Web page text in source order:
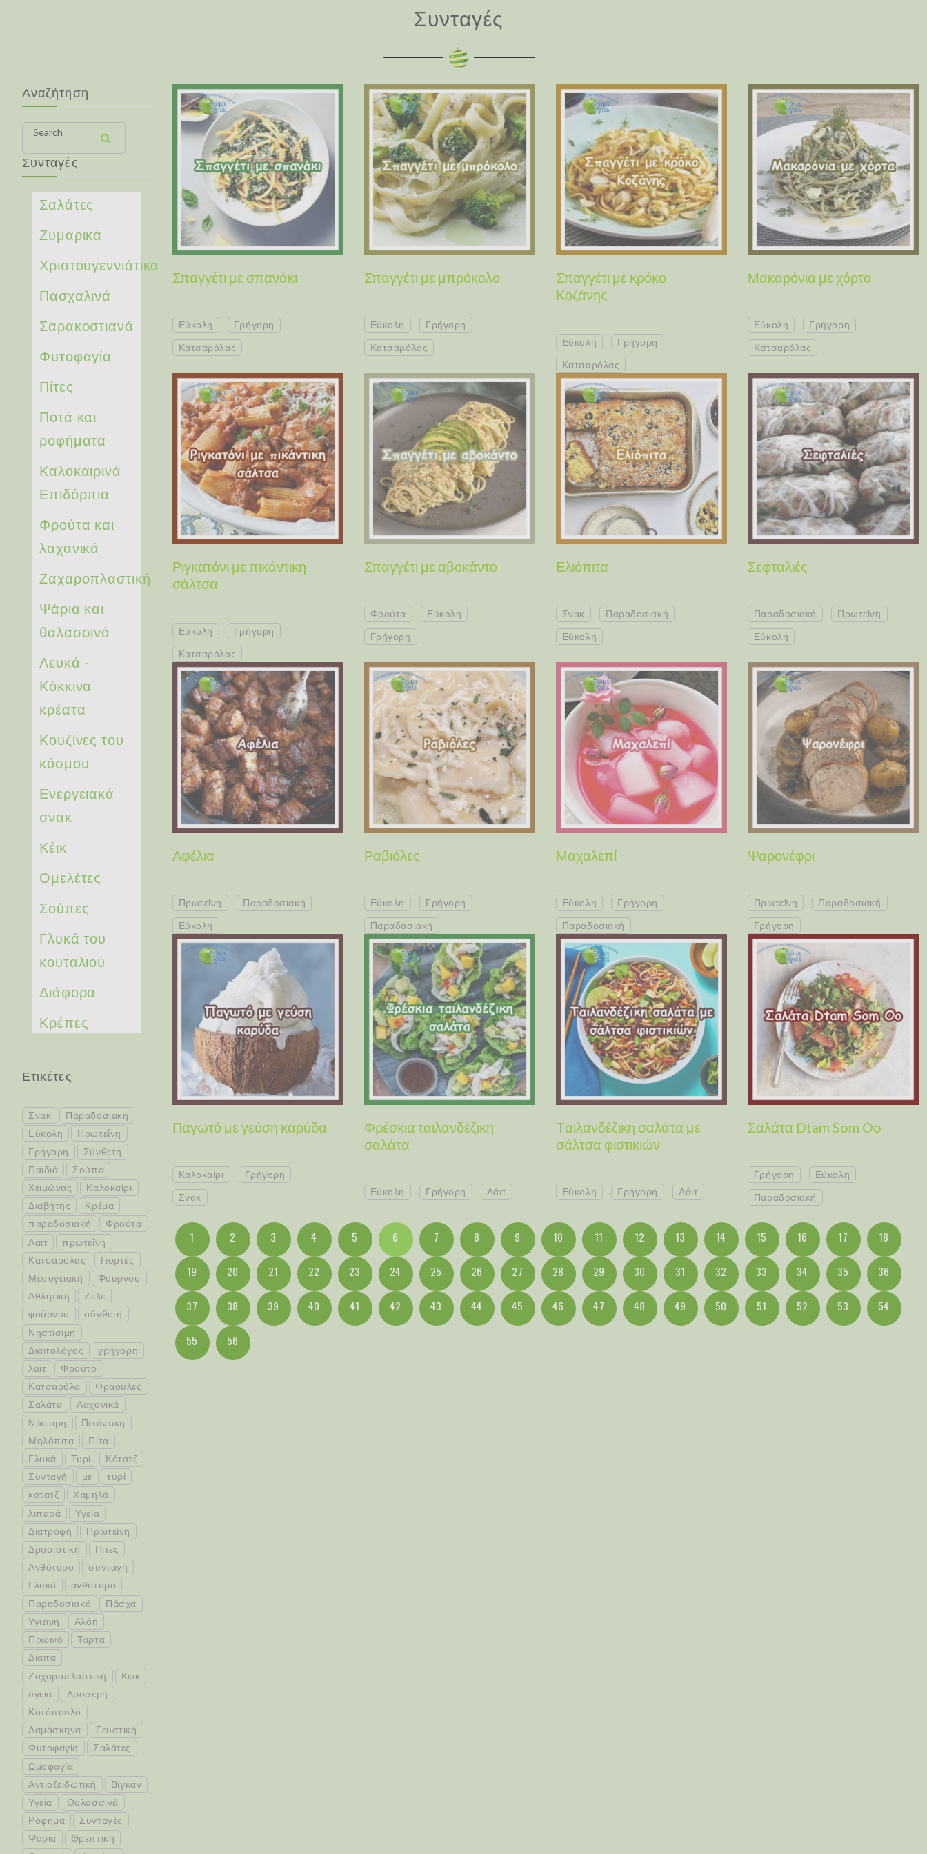
Συνταγές
Αναζήτηση
Search
Συνταγές
Σαλάτες
Ζυμαρικά
Χριστουγεννιάτικα
Πασχαλινά
Σαρακοστιανά
Φυτοφαγία
Πίτες
Ποτά και
ροφήματα
Καλοκαιρινά
Επιδόρπια
Φρούτα και
λαχανικά
Ζαχαροπλαστική
Ψάρια και
θαλασσινά
Λευκά -
Κόκκινα
κρέατα
Κουζίνες του
κόσμου
Ενεργειακά
σνακ
Κέικ
Ομελέτες
Σούπες
Γλυκά του
κουταλιού
Διάφορα
Κρέπες
Ετικέτες
Σνακ
Παραδοσιακή
Εύκολη
Πρωτεΐνη
Γρήγορη
Σύνθετη
Παιδιά
Σούπα
Χειμώνας
Καλοκαίρι
Διαβήτης
Κρέμα
παραδοσιακή
Φρούτα
Λάιτ
πρωτεΐνη
Κατσαρόλας
Γιορτές
Μεσογειακή
Φούρνου
Αθλητική
Ζελέ
φούρνου
σύνθετη
Νηστίσιμη
Διαιτολόγος
γρήγορη
λάιτ
Φρούτο
Κατσαρόλα
Φράουλες
Σαλάτα
Λαχανικά
Νόστιμη
Πικάντικη
Μηλόπιτα
Πίτα
Γλυκά
Τυρί
Κότατζ
Συνταγή
με
τυρί
κότατζ
Χαμηλά
λιπαρά
Υγεία
Διατροφή
Πρωτείνη
Δροσιστική
Πίτες
Ανθότυρο
συνταγή
Γλυκό
ανθότυρο
Παραδοσιακό
Πάσχα
Υγιεινή
Αλόη
Πρωινό
Τάρτα
Δίαιτα
Ζαχαροπλαστική
Κέικ
υγεία
Δροσερή
Κοτόπουλο
Δαμάσκηνα
Γευστική
Φυτοφαγία
Σαλάτες
Ωμοφαγία
Αντιοξειδωτική
Βίγκαν
Υγεία
Θαλασσινά
Ρόφημα
Συνταγές
Ψάρια
Θρεπτική
Σπαγγέτι με σπανάκι
Εύκολη
Γρήγορη
Κατσαρόλας
Σπαγγέτι με μπρόκολο
Εύκολη
Γρήγορη
Κατσαρόλας
Σπαγγέτι με κρόκο
Κοζάνης
Εύκολη
Γρήγορη
Κατσαρόλας
Μακαρόνια με χόρτα
Εύκολη
Γρήγορη
Κατσαρόλας
Ριγκατόνι με πικάντικη
σάλτσα
Εύκολη
Γρήγορη
Κατσαρόλας
Σπαγγέτι με αβοκάντο
Φρούτα
Εύκολη
Γρήγορη
Ελιόπιτα
Σνακ
Παραδοσιακή
Εύκολη
Σεφταλιές
Παραδοσιακή
Πρωτεΐνη
Εύκολη
Αφέλια
Πρωτεΐνη
Παραδοσιακή
Εύκολη
Ραβιόλες
Εύκολη
Γρήγορη
Παραδοσιακή
Μαχαλεπί
Εύκολη
Γρήγορη
Παραδοσιακή
Ψαρονέφρι
Πρωτεΐνη
Παραδοσιακή
Γρήγορη
Παγωτό με γεύση καρύδα
Καλοκαίρι
Γρήγορη
Σνακ
Φρέσκια ταιλανδέζικη
σαλάτα
Εύκολη Γρήγορη Λάιτ
Tαιλανδέζικη σαλάτα με
σάλτσα φιστικιών
Εύκολη Γρήγορη Λάιτ
Σαλάτα Dtam Som Oo
Γρήγορη
Εύκολη
Παραδοσιακή
1 2 3 4 5 6 7 8 9 10 11 12 13 14 15 16 17 18
19 20 21 22 23 24 25 26 27 28 29 30 31 32 33 34 35 36
37 38 39 40 41 42 43 44 45 46 47 48 49 50 51 52 53 54
55 56